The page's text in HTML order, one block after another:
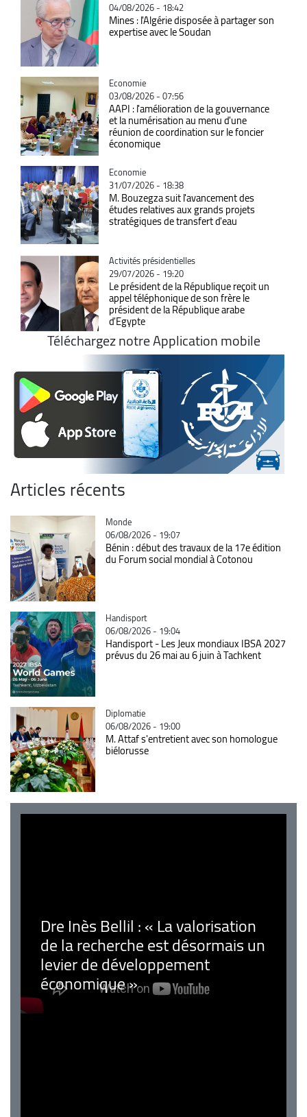
04/08/2026 - 18:42
Mines : l'Algérie disposée à partager son
expertise avec le Soudan
Catégorie
Economie
03/08/2026 - 07:56
AAPI : l'amélioration de la gouvernance
et la numérisation au menu d'une
réunion de coordination sur le foncier
économique
Catégorie
Economie
31/07/2026 - 18:38
M. Bouzegza suit l'avancement des
études relatives aux grands projets
stratégiques de transfert d'eau
Catégorie
Activités présidentielles
29/07/2026 - 19:20
Le président de la République reçoit un
appel téléphonique de son frère le
président de la République arabe
d'Egypte
Téléchargez notre Application mobile
Articles récents
Catégorie
Monde
06/08/2026 - 19:07
Bénin : début des travaux de la 17e édition
du Forum social mondial à Cotonou
Catégorie
Handisport
06/08/2026 - 19:04
Handisport - Les Jeux mondiaux IBSA 2027
prévus du 26 mai au 6 juin à Tachkent
Catégorie
Diplomatie
06/08/2026 - 19:00
M. Attaf s'entretient avec son homologue
biélorusse
Dre Inès Bellil : « La valorisation
de la recherche est désormais un
levier de développement
économique »